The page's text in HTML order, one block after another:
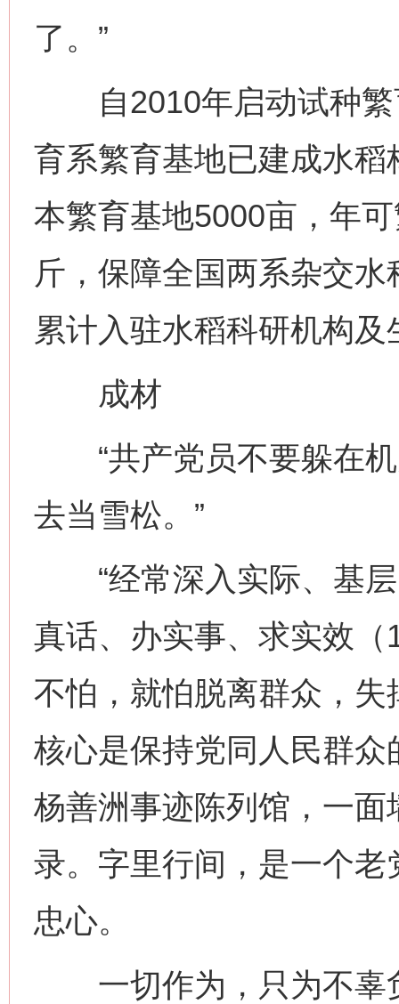
了。”
自2010年启动试种繁
育系繁育基地已建成水
本繁育基地5000亩，年
斤，保障全国两系杂交
累计入驻水稻科研机构
成材
“共产党员不要躲在机
去当雪松。”
“经常深入实际、基层
真话、办实事、求实效（
不怕，就怕脱离群众，失
核心是保持党同人民群
杨善洲事迹陈列馆，一
录。字里行间，是一个
忠心。
一切作为，只为不辜